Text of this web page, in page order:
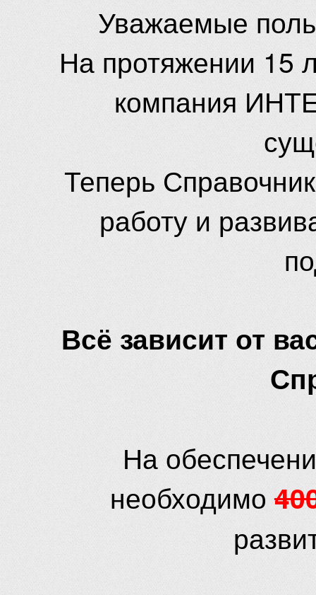
Уважаемые
На протяжении 15
компания
Теперь
работу и
Всё зависит от
На
необходимо